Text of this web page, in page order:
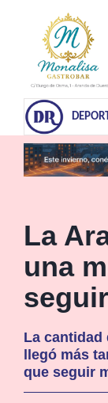
La
una
La cantidad
llegó más
que seguir